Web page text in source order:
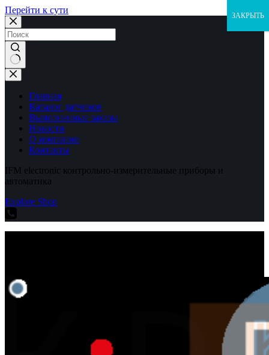
Перейти к сути
Ничего
не
найденоГлавная
Каталог датчиков
Выполненные заказы
Новости
О компании
Контакты
IFM electronic контрольно-измерительные приборы и
автоматика
Explore Shop
ЗАКРЫТЬ